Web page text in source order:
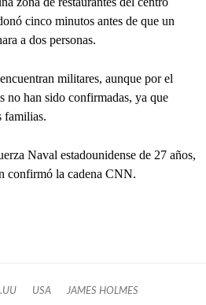
cinco minutos antes de que un
a dos personas.
militares, aunque por el
no han sido confirmadas, ya que
familias.
Naval estadounidense de 27 años,
confirmó la cadena CNN.
USA JAMES HOLMES